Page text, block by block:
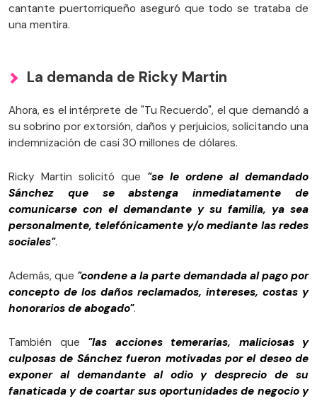
cantante puertorriqueño aseguró que todo se trataba de
una mentira.
La demanda de Ricky Martin
Ahora, es el intérprete de "Tu Recuerdo", el que demandó a
su sobrino por extorsión, daños y perjuicios, solicitando una
indemnización de casi 30 millones de dólares.
Ricky Martin solicitó que "se le ordene al demandado
Sánchez que se abstenga inmediatamente de
comunicarse con el demandante y su familia, ya sea
personalmente, telefónicamente y/o mediante las redes
sociales".
Además, que "condene a la parte demandada al pago por
concepto de los daños reclamados, intereses, costas y
honorarios de abogado".
También que "las acciones temerarias, maliciosas y
culposas de Sánchez fueron motivadas por el deseo de
exponer al demandante al odio y desprecio de su
fanaticada y de coartar sus oportunidades de negocio y